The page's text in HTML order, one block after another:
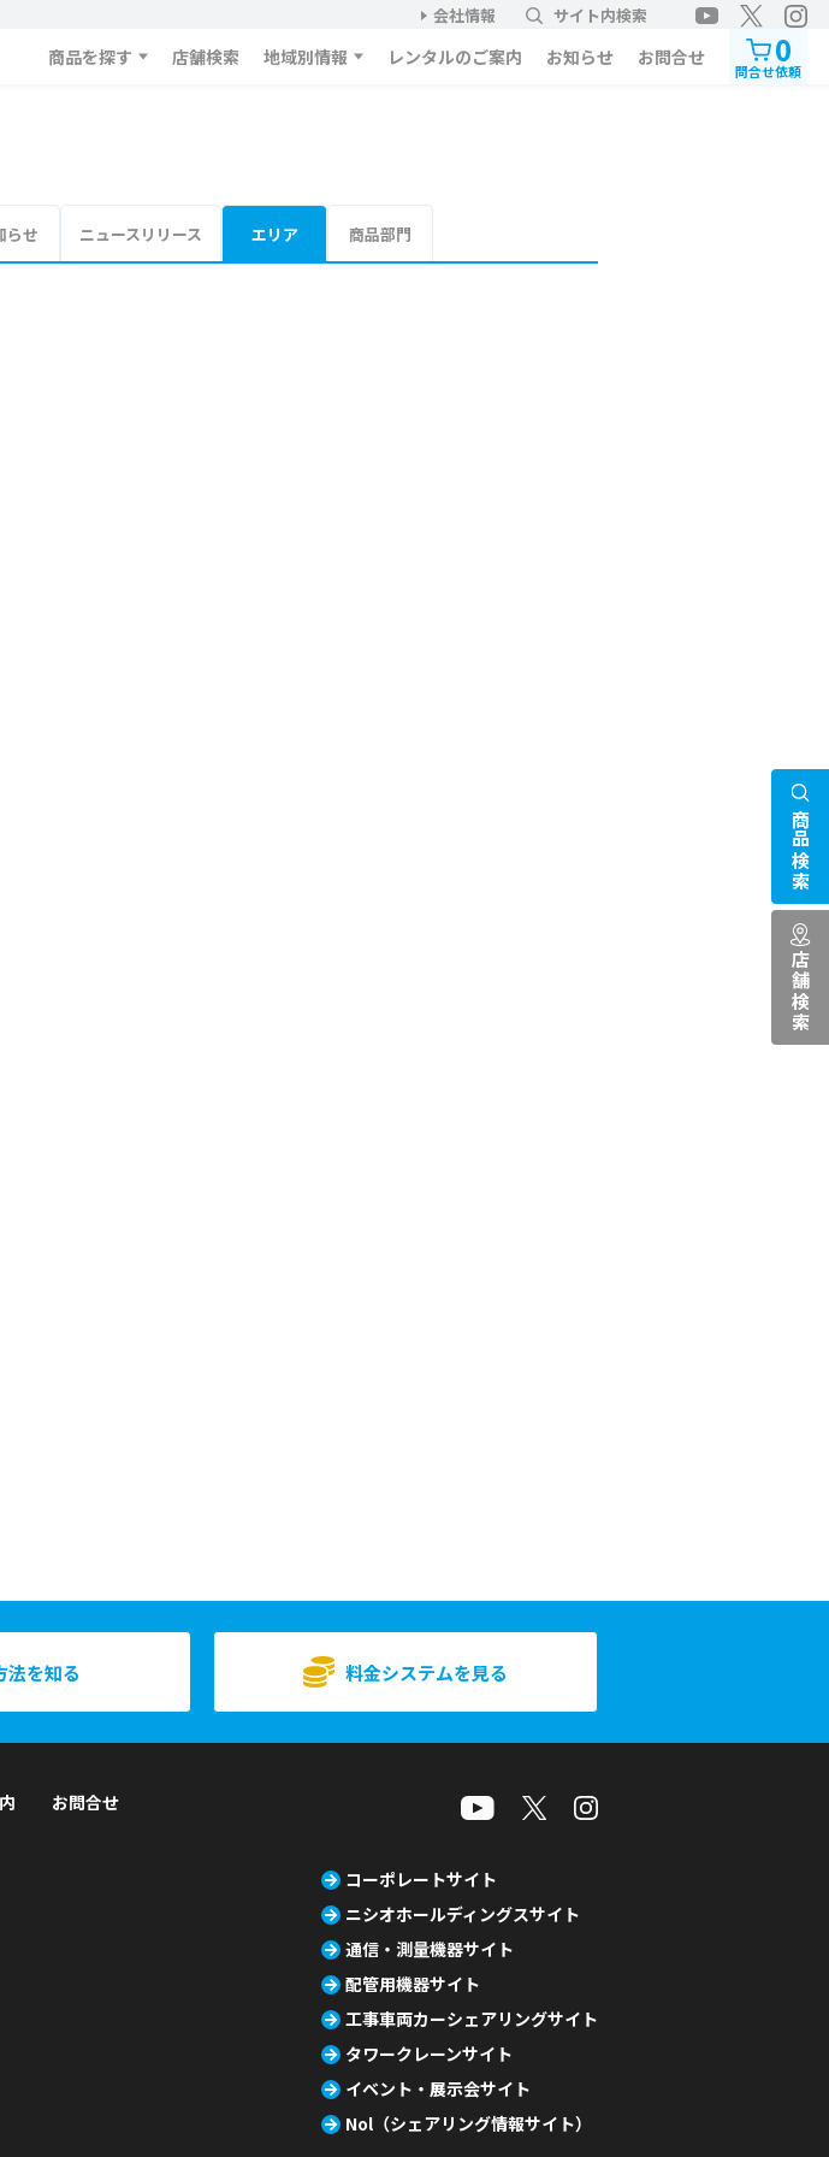
会社情報 サイト内検索
商品を探す 店舗検索 地域別情報 レンタルのご案内 お知らせ お問合せ 0
問合せ依頼
らせ ニュースリリース エリア 商品部門
法を知る 料金システムを見る
商品検索
店舗検索
お問合せ
コーポレートサイト
ニシオホールディングスサイト
通信・測量機器サイト
配管用機器サイト
工事車両カーシェアリングサイト
タワークレーンサイト
イベント・展示会サイト
Nol（シェアリング情報サイト）